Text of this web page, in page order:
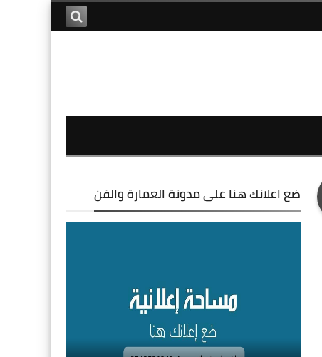
ضع اعلانك هنا على مدونة العمارة والفن